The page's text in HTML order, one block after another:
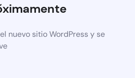
nuevo sitio WordPress y se